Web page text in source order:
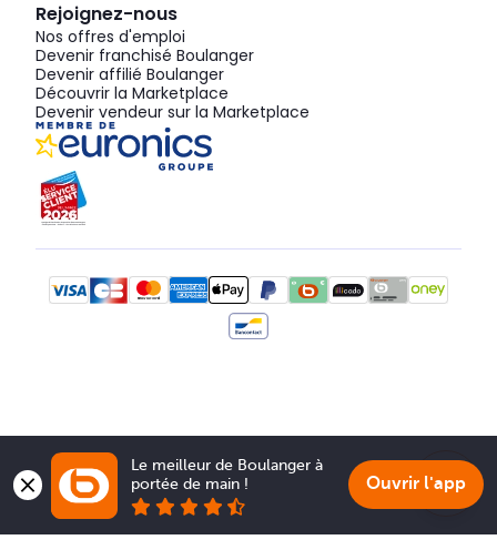
Rejoignez-nous
Nos offres d'emploi
Devenir franchisé Boulanger
Devenir affilié Boulanger
Découvrir la Marketplace
Devenir vendeur sur la Marketplace
Le meilleur de Boulanger à
portée de main !
Ouvrir l'app